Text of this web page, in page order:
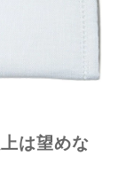
は望めな